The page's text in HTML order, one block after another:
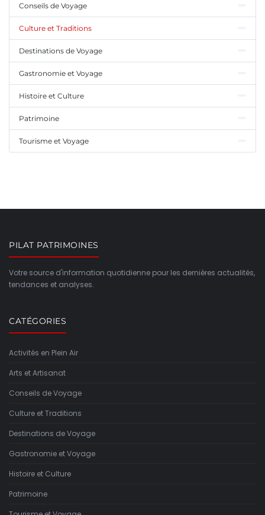
Conseils de Voyage
Culture et Traditions
Destinations de Voyage
Gastronomie et Voyage
Histoire et Culture
Patrimoine
Tourisme et Voyage
PILAT PATRIMOINES
Votre source d'information quotidienne pour les dernières actualités,
tendances et analyses.
CATÉGORIES
Activités en Plein Air
Arts et Artisanat
Conseils de Voyage
Culture et Traditions
Destinations de Voyage
Gastronomie et Voyage
Histoire et Culture
Patrimoine